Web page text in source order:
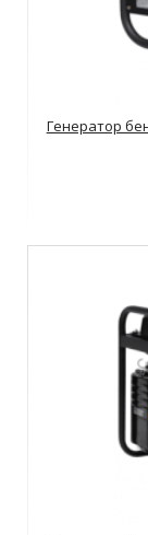
Генератор